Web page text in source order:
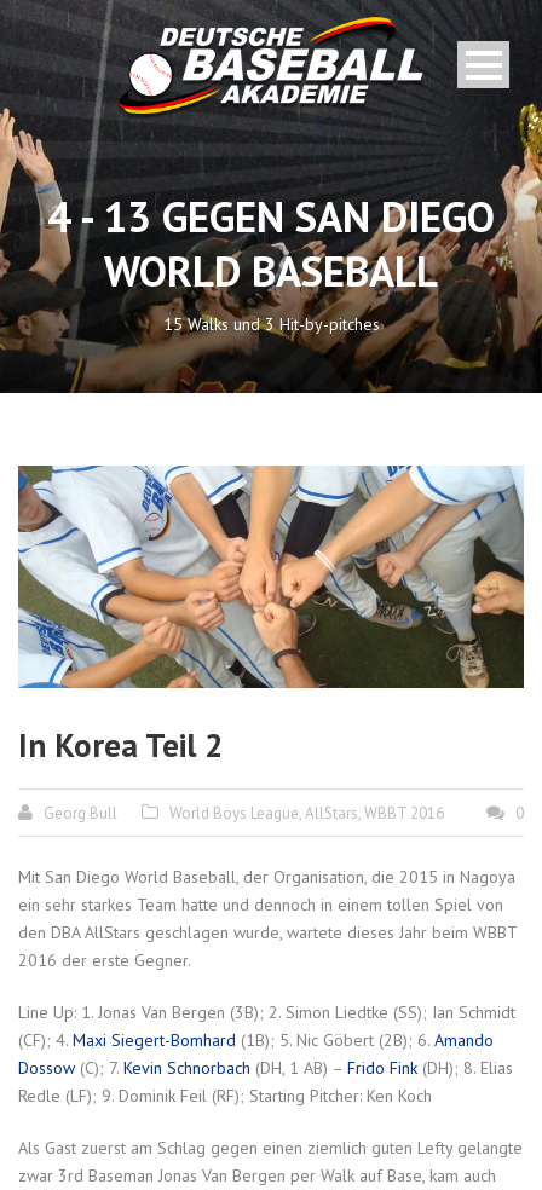
4 - 13 GEGEN SAN DIEGO
WORLD BASEBALL
15 Walks und 3 Hit-by-pitches
In Korea Teil 2
Georg Bull World Boys League,AllStars,WBBT 2016 0
Mit San Diego World Baseball, der Organisation, die 2015 in Nagoya
ein sehr starkes Team hatte und dennoch in einem tollen Spiel von
den DBA AllStars geschlagen wurde, wartete dieses Jahr beim WBBT
2016 der erste Gegner.
Line Up: 1. Jonas Van Bergen (3B); 2. Simon Liedtke (SS); Ian Schmidt
(CF); 4. Maxi Siegert-Bomhard (1B); 5. Nic Göbert (2B); 6. Amando
Dossow (C); 7. Kevin Schnorbach (DH, 1 AB) – Frido Fink (DH); 8. Elias
Redle (LF); 9. Dominik Feil (RF); Starting Pitcher: Ken Koch
Als Gast zuerst am Schlag gegen einen ziemlich guten Lefty gelangte
zwar 3rd Baseman Jonas Van Bergen per Walk auf Base, kam auch